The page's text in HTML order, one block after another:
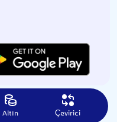
Altın Çevirici